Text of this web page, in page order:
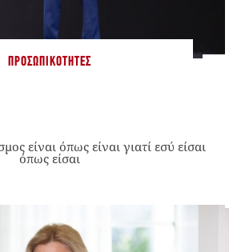
ΠΡΟΣΩΠΙΚΌΤΗΤΕΣ
είναι όπως είναι γιατί εσύ είσαι
όπως είσαι